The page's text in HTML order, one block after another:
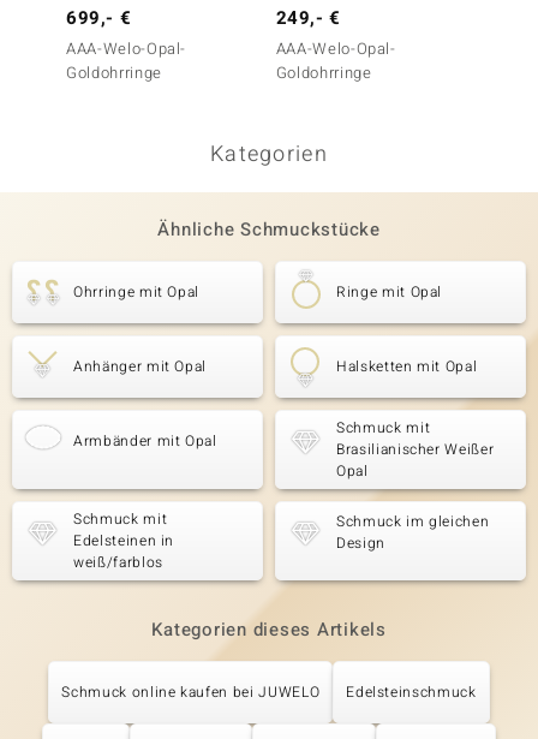
699,- €
AAA-Welo-Opal-
Goldohrringe
249,- €
AAA-Welo-Opal-
Goldohrringe
Kategorien
Ähnliche Schmuckstücke
Ohrringe mit Opal Ringe mit Opal
Anhänger mit Opal Halsketten mit Opal
Armbänder mit Opal
Schmuck mit
Brasilianischer Weißer
Opal
Schmuck mit
Edelsteinen in
weiß/farblos
Schmuck im gleichen
Design
Kategorien dieses Artikels
Schmuck online kaufen bei JUWELO Edelsteinschmuck